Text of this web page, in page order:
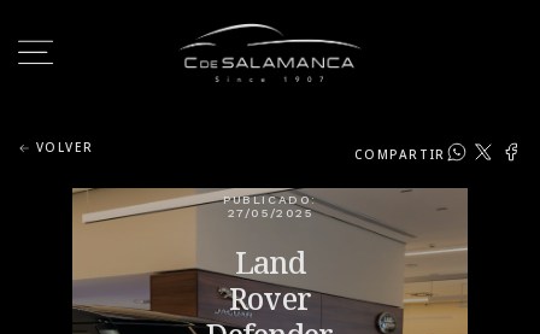
VOLVER COMPARTIR
PUBLICADO:
27/05/2025
Land
Rover